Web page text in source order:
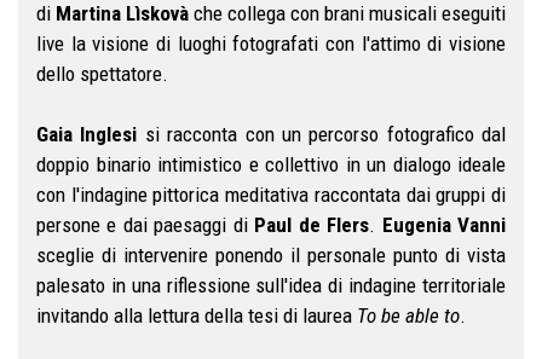
di Martina Lìskovà che collega con brani musicali eseguiti
live la visione di luoghi fotografati con l'attimo di visione
dello spettatore.
Gaia Inglesi si racconta con un percorso fotografico dal
doppio binario intimistico e collettivo in un dialogo ideale
con l'indagine pittorica meditativa raccontata dai gruppi di
persone e dai paesaggi di Paul de Flers. Eugenia Vanni
sceglie di intervenire ponendo il personale punto di vista
palesato in una riflessione sull'idea di indagine territoriale
invitando alla lettura della tesi di laurea To be able to.